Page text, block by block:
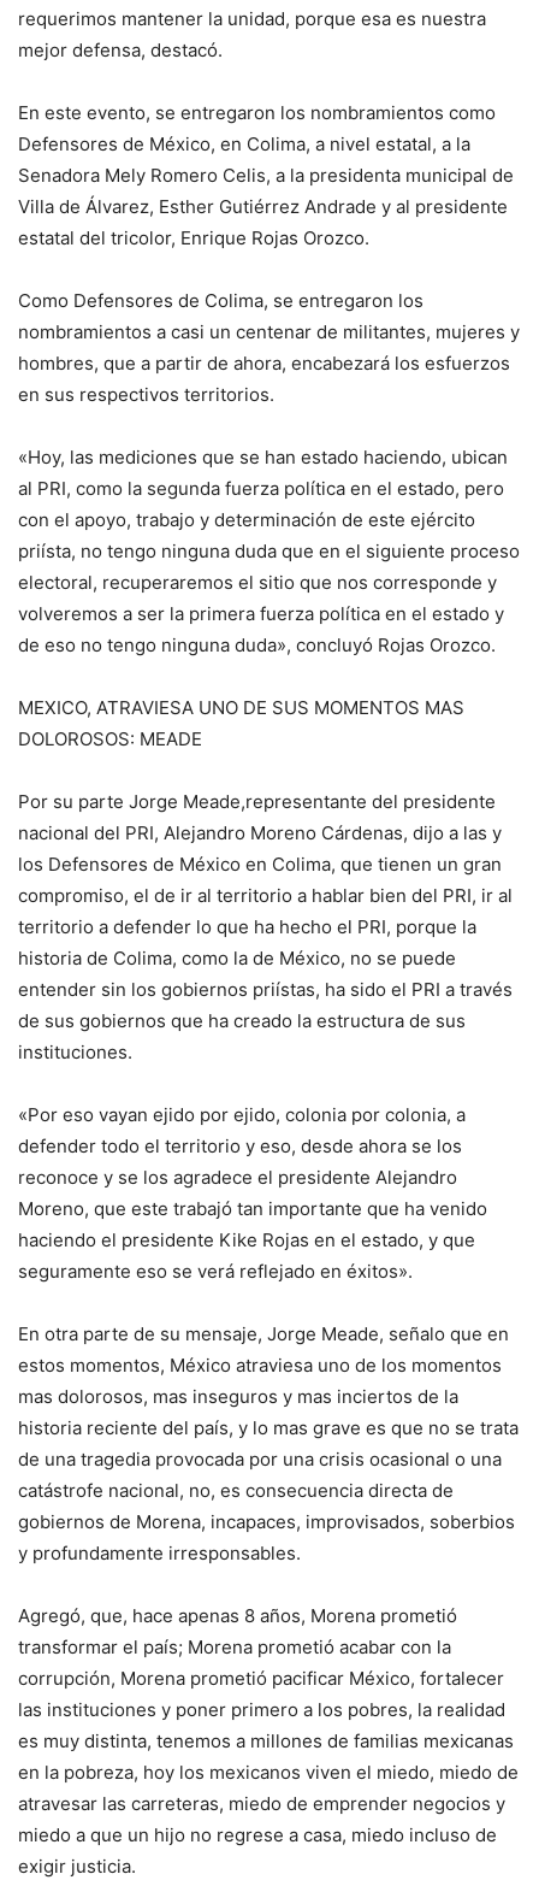
requerimos mantener la unidad, porque esa es nuestra
mejor defensa, destacó.
En este evento, se entregaron los nombramientos como
Defensores de México, en Colima, a nivel estatal, a la
Senadora Mely Romero Celis, a la presidenta municipal de
Villa de Álvarez, Esther Gutiérrez Andrade y al presidente
estatal del tricolor, Enrique Rojas Orozco.
Como Defensores de Colima, se entregaron los
nombramientos a casi un centenar de militantes, mujeres y
hombres, que a partir de ahora, encabezará los esfuerzos
en sus respectivos territorios.
«Hoy, las mediciones que se han estado haciendo, ubican
al PRI, como la segunda fuerza política en el estado, pero
con el apoyo, trabajo y determinación de este ejército
priísta, no tengo ninguna duda que en el siguiente proceso
electoral, recuperaremos el sitio que nos corresponde y
volveremos a ser la primera fuerza política en el estado y
de eso no tengo ninguna duda», concluyó Rojas Orozco.
MEXICO, ATRAVIESA UNO DE SUS MOMENTOS MAS
DOLOROSOS: MEADE
Por su parte Jorge Meade,representante del presidente
nacional del PRI, Alejandro Moreno Cárdenas, dijo a las y
los Defensores de México en Colima, que tienen un gran
compromiso, el de ir al territorio a hablar bien del PRI, ir al
territorio a defender lo que ha hecho el PRI, porque la
historia de Colima, como la de México, no se puede
entender sin los gobiernos priístas, ha sido el PRI a través
de sus gobiernos que ha creado la estructura de sus
instituciones.
«Por eso vayan ejido por ejido, colonia por colonia, a
defender todo el territorio y eso, desde ahora se los
reconoce y se los agradece el presidente Alejandro
Moreno, que este trabajó tan importante que ha venido
haciendo el presidente Kike Rojas en el estado, y que
seguramente eso se verá reflejado en éxitos».
En otra parte de su mensaje, Jorge Meade, señalo que en
estos momentos, México atraviesa uno de los momentos
mas dolorosos, mas inseguros y mas inciertos de la
historia reciente del país, y lo mas grave es que no se trata
de una tragedia provocada por una crisis ocasional o una
catástrofe nacional, no, es consecuencia directa de
gobiernos de Morena, incapaces, improvisados, soberbios
y profundamente irresponsables.
Agregó, que, hace apenas 8 años, Morena prometió
transformar el país; Morena prometió acabar con la
corrupción, Morena prometió pacificar México, fortalecer
las instituciones y poner primero a los pobres, la realidad
es muy distinta, tenemos a millones de familias mexicanas
en la pobreza, hoy los mexicanos viven el miedo, miedo de
atravesar las carreteras, miedo de emprender negocios y
miedo a que un hijo no regrese a casa, miedo incluso de
exigir justicia.